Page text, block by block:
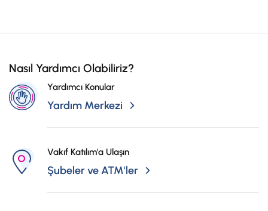
Nasıl Yardımcı Olabiliriz?
Yardımcı Konular
Yardım Merkezi
Vakıf Katılım'a Ulaşın
Şubeler ve ATM'ler